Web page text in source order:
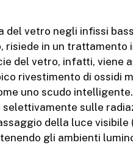
del vetro negli infissi
risiede in un trattamento
del vetro, infatti, viene
rivestimento di ossidi
uno scudo
sulle
della luce visibile
gli ambienti